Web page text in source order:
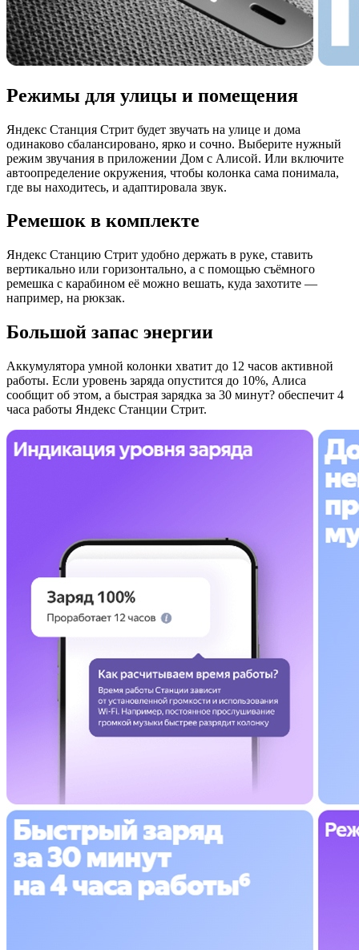
Режимы для улицы и помещения
Яндекс Станция Стрит будет звучать на улице и дома
одинаково сбалансировано, ярко и сочно. Выберите нужный
режим звучания в приложении Дом с Алисой. Или включите
автоопределение окружения, чтобы колонка сама понимала,
где вы находитесь, и адаптировала звук.
Ремешок в комплекте
Яндекс Станцию Стрит удобно держать в руке, ставить
вертикально или горизонтально, а с помощью съёмного
ремешка с карабином её можно вешать, куда захотите —
например, на рюкзак.
Большой запас энергии
Аккумулятора умной колонки хватит до 12 часов активной
работы. Если уровень заряда опустится до 10%, Алиса
сообщит об этом, а быстрая зарядка за 30 минут? обеспечит 4
часа работы Яндекс Станции Стрит.